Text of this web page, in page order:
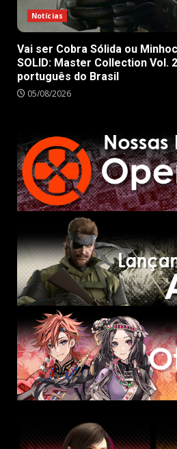
Notícias
Vai ser Cobra Sólida ou
SOLID: Master Collection Vol.
português do Brasil
05/08/2026